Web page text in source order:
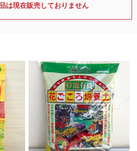
は現在販売しておりません